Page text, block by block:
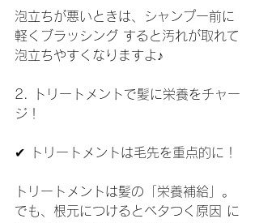
泡立ちが悪いときは、シャンプー前に
軽くブラッシング すると汚れが取れて
泡立ちやすくなりますよ♪
2. トリートメントで髪に栄養をチャー
ジ！
✔ トリートメントは毛先を重点的に！
トリートメントは髪の「栄養補給」。
でも、根元につけるとベタつく原因 に